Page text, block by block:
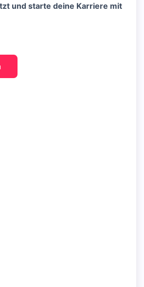
und starte deine Karriere mit